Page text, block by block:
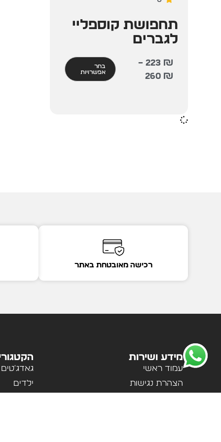
תחפושת קוספליי
לגברים
223 ₪
–
260 ₪
בחר
אפשרויות
רכישה מאובטחת באתר
מידע ושירות
עמוד ראשי
הצהרת נגישות
גאדג'טים
ילדים